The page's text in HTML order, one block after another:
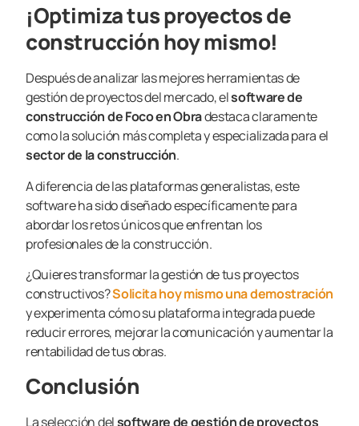
¡Optimiza tus proyectos de
construcción hoy mismo!
Después de analizar las mejores herramientas de
gestión de proyectos del mercado, elsoftware de
construcción deFoco en Obradestaca claramente
como la solución más completa y especializada para el
sector de la construcción.
A diferencia de las plataformas generalistas, este
software ha sido diseñado específicamente para
abordar los retos únicos que enfrentan los
profesionales de la construcción.
¿Quieres transformar la gestión de tus proyectos
constructivos?Solicita hoy mismo una demostración
y experimenta cómo su plataforma integrada puede
reducir errores, mejorar la comunicación y aumentar la
rentabilidad de tus obras.
Conclusión
La selección delsoftware de gestión de proyectos